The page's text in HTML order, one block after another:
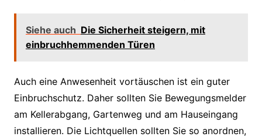
Siehe auch Die Sicherheit steigern, mit
einbruchhemmenden Türen
Auch eine Anwesenheit vortäuschen ist ein guter
Einbruchschutz. Daher sollten Sie Bewegungsmelder
am Kellerabgang, Gartenweg und am Hauseingang
installieren. Die Lichtquellen sollten Sie so anordnen,